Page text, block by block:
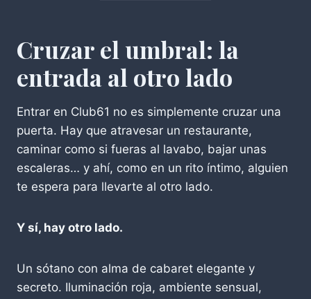
Cruzar el umbral: la
entrada al otro lado
Entrar en Club61 no es simplemente cruzar una
puerta. Hay que atravesar un restaurante,
caminar como si fueras al lavabo, bajar unas
escaleras… y ahí, como en un rito íntimo, alguien
te espera para llevarte al otro lado.
Y sí, hay otro lado.
Un sótano con alma de cabaret elegante y
secreto. Iluminación roja, ambiente sensual,